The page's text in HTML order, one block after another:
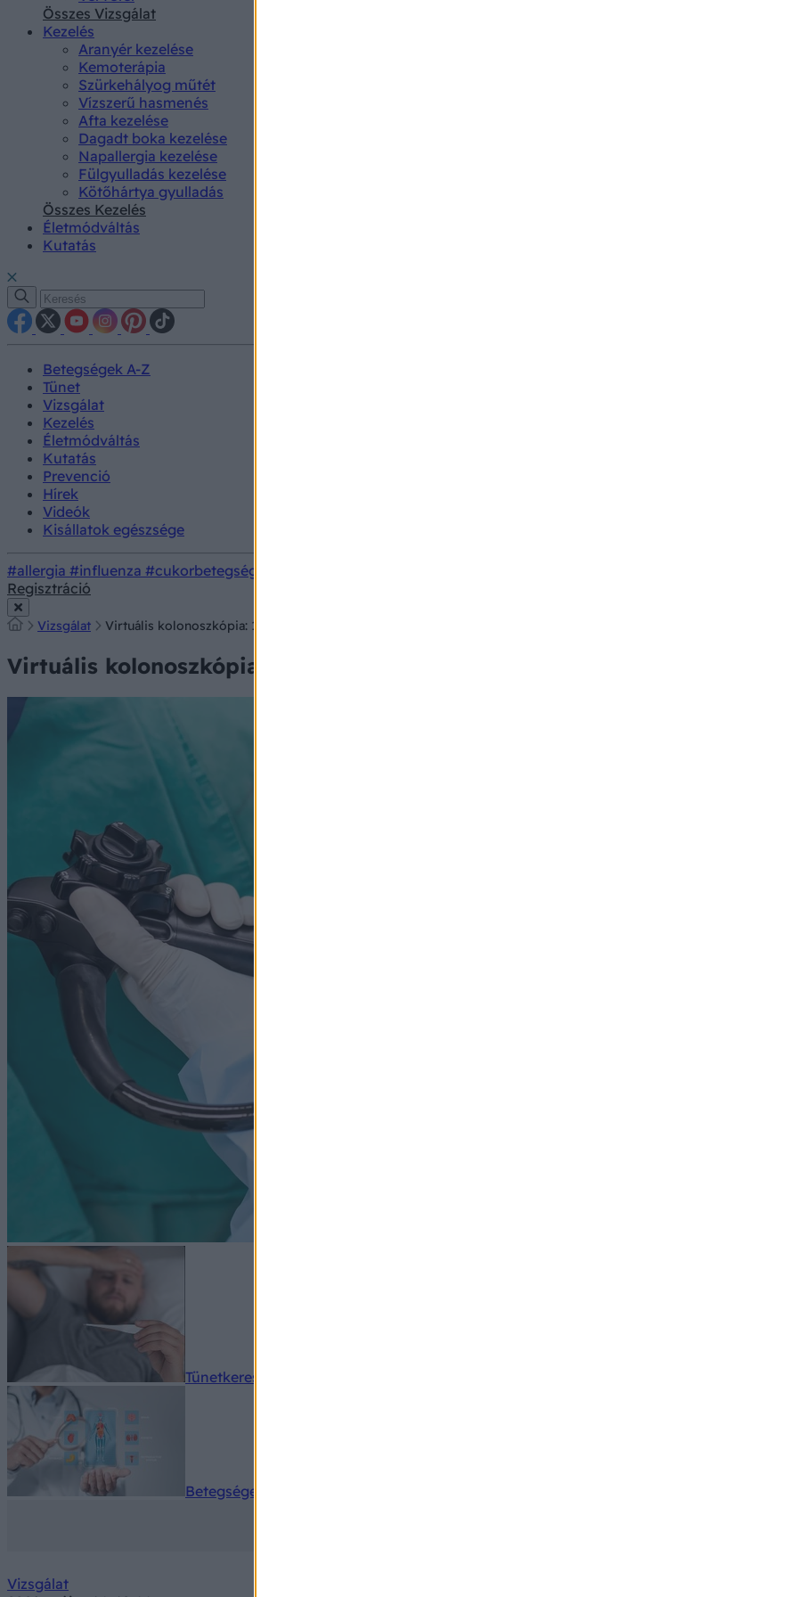
Összes Vizsgálat
Kezelés
Aranyér kezelése
Kemoterápia
Szürkehályog műtét
Vízszerű hasmenés
Afta kezelése
Dagadt boka kezelése
Napallergia kezelése
Fülgyulladás kezelése
Kötőhártya gyulladás
Összes Kezelés
Életmódváltás
Kutatás
Betegségek A-Z
Tünet
Vizsgálat
Kezelés
Életmódváltás
Kutatás
Prevenció
Hírek
Videók
Kisállatok egészsége
#allergia #influenza #cukorbetegség
Regisztráció
Vizsgálat Virtuális kolonoszkópia: 15 perc alatt kész, ráadásul altatásra sincs szükség
Virtuális kolonoszkópia: 15 perc alatt kész, ráadásul altatásra sincs
Tünetkereső
Betegségek A-Z
Vizsgálat